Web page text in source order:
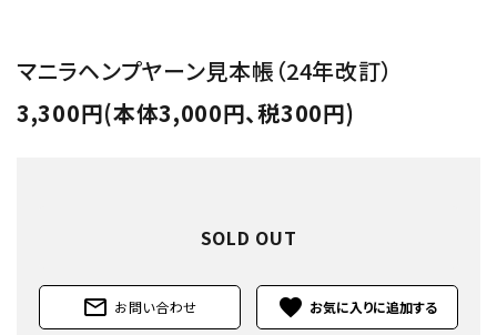
マニラヘンプヤーン見本帳（24年改訂）
3,300円(本体3,000円、税300円)
SOLD OUT
mail_outline お問い合わせ favorite